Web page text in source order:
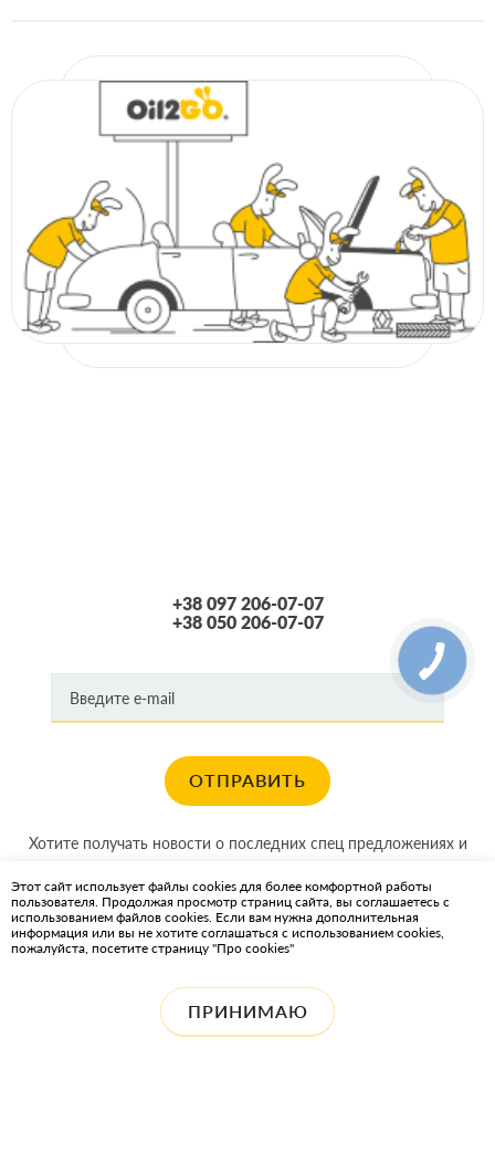
+38 097 206-07-07
+38 050 206-07-07
ОТПРАВИТЬ
Хотите получать новости о последних спец предложениях и
КАРТА САЙТА
Этот сайт использует файлы cookies для более комфортной работы
пользователя. Продолжая просмотр страниц сайта, вы соглашаетесь с
использованием файлов cookies. Если вам нужна дополнительная
информация или вы не хотите соглашаться с использованием cookies,
пожалуйста, посетите страницу "Про cookies"
ПРИНИМАЮ